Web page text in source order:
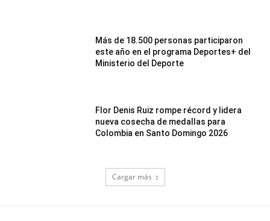
Más de 18.500 personas participaron
este año en el programa Deportes+ del
Ministerio del Deporte
Flor Denis Ruiz rompe récord y lidera
nueva cosecha de medallas para
Colombia en Santo Domingo 2026
Cargar más